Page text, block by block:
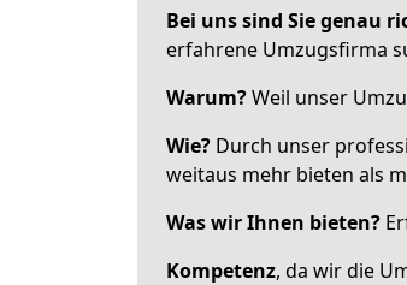
Bei uns sind Sie genau
erfahrene Umzugsfirma
Warum?Weil unser
Wie? Durch unser
weitaus mehr bieten als
Was wir Ihnen bieten?
Kompetenz, da wir die